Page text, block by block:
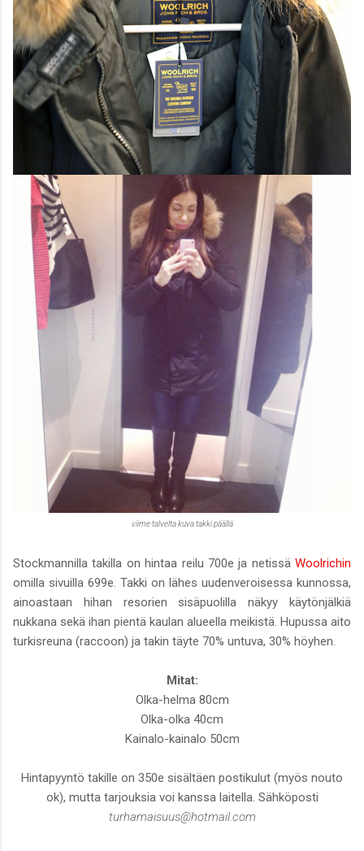
viime talvelta kuva takki päällä
Stockmannilla takilla on hintaa reilu 700e ja netissä Woolrichin
omilla sivuilla 699e. Takki on lähes uudenveroisessa kunnossa,
ainoastaan hihan resorien sisäpuolilla näkyy käytönjälkiä
nukkana sekä ihan pientä kaulan alueella meikistä. Hupussa aito
turkisreuna (raccoon) ja takin täyte 70% untuva, 30% höyhen.
Mitat:
Olka-helma 80cm
Olka-olka 40cm
Kainalo-kainalo 50cm
Hintapyyntö takille on 350e sisältäen postikulut (myös nouto
ok), mutta tarjouksia voi kanssa laitella. Sähköposti
turhamaisuus@hotmail.com